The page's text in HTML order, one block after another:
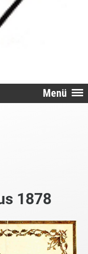
Menü
1878